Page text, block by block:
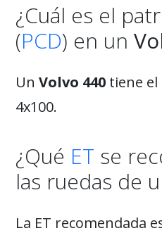
¿Cuál es el
(PCD) en un
Un Volvo 440 tiene
4x100.
¿Qué ET se
las ruedas de
La ET recomendada